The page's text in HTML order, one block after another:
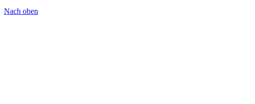
Nach oben